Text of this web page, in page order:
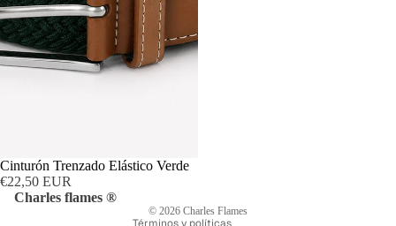
Cinturón Trenzado Elástico Verde
€22,50 EUR
Charles flames ®
© 2026 Charles Flames
Política de privacidad
Información de contacto
Aviso legal